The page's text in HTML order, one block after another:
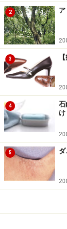
です。
アトピー
上の症状に加え
目の周りで
鼻の下で湿
2
3
4
石
5